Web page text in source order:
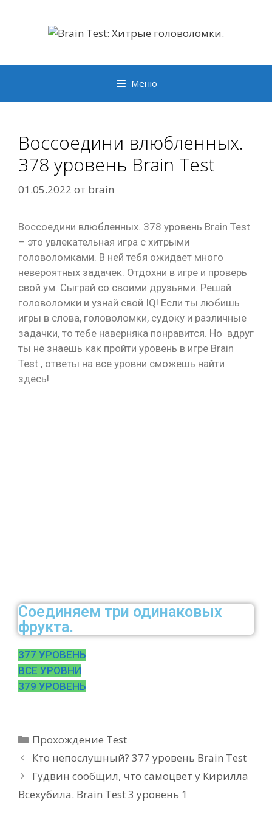
содержимому
Меню
Воссоедини влюбленных.
378 уровень Brain Test
01.05.2022 от brain
Воссоедини влюбленных. 378 уровень Brain Test
– это увлекательная игра с хитрыми
головоломками. В ней тебя ожидает много
невероятных задачек. Отдохни в игре и проверь
свой ум. Сыграй со своими друзьями. Решай
головоломки и узнай свой IQ! Если ты любишь
игры в слова, головоломки, судоку и различные
задачки, то тебе наверняка понравится. Но вдруг
ты не знаешь как пройти уровень в игре Brain
Test , ответы на все уровни сможешь найти
здесь!
Соединяем три одинаковых
фрукта.
377 УРОВЕНЬ
ВСЕ УРОВНИ
379 УРОВЕНЬ
Рубрики
Прохождение Test
Кто непослушный? 377 уровень Brain Test
Гудвин сообщил, что самоцвет у Кирилла
Всехубила. Brain Test 3 уровень 1